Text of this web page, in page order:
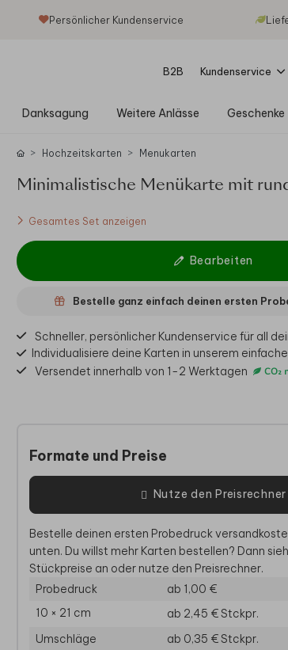
Persönlicher Kundenservice
B2B Kundenservice
Danksagung Weitere Anlässe Geschenke
EHEVERSPRECHEN
Hochzeitskarten Menukarten
Minimalistische Menükarte mit
Gesamtes Set anzeigen
Bearbeiten
Bestelle ganz einfach deinen ersten
Schneller, persönlicher Kundenservice für all
Individualisiere deine Karten in unserem
Versendet innerhalb von 1-2 Werktagen
Formate und Preise
Nutze den Preisrechner
Bestelle deinen ersten Probedruck
unten. Du willst mehr Karten bestellen? Dann
Stückpreise an oder nutze den Preisrechner.
Probedruck
ab 1,00 €
10 × 21 cm
ab 2,45 €Stckpr.
Umschläge
ab 0,35 €Stckpr.